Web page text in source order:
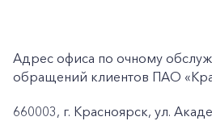
Адрес офиса по очному
обращений клиентов ПАО
660003, г. Красноярск, ул.